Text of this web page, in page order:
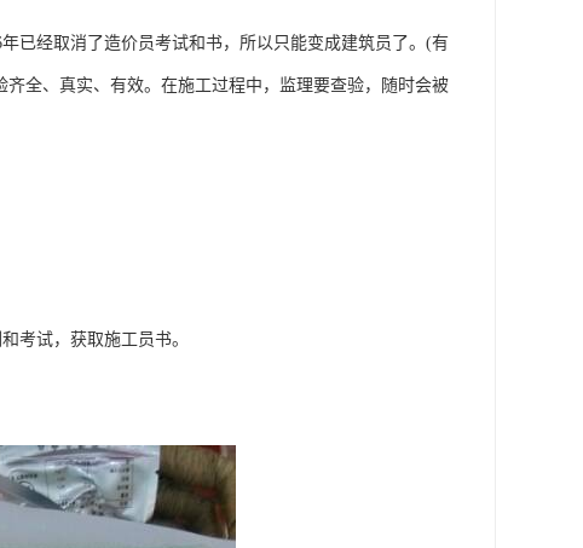
已经取消了造价员考试和书，所以只能变成建筑员了。(有
全、真实、有效。在施工过程中，监理要查验，随时会被
考试，获取施工员书。